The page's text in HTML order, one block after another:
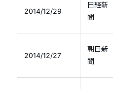
2014/12/29
日経新
聞
2014/12/27
朝日新
聞